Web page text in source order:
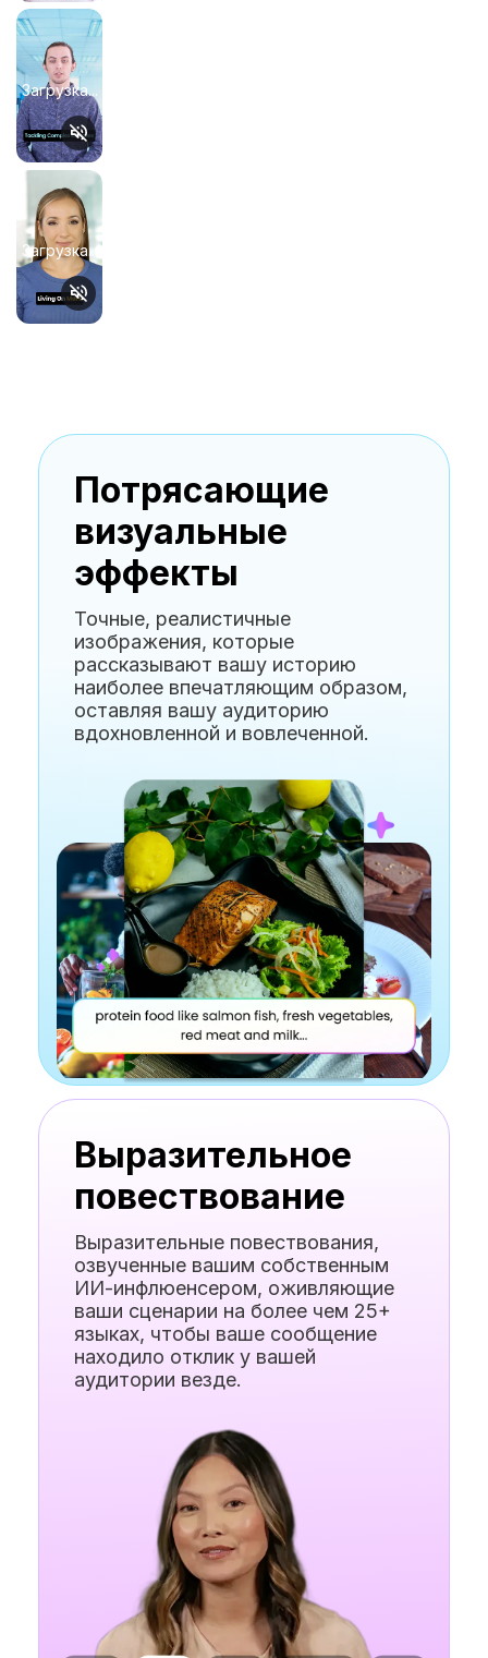
Загрузка...
Загрузка...
Потрясающие
визуальные
эффекты
Точные, реалистичные
изображения, которые
рассказывают вашу историю
наиболее впечатляющим образом,
оставляя вашу аудиторию
вдохновленной и вовлеченной.
Выразительное
повествование
Выразительные повествования,
озвученные вашим собственным
ИИ-инфлюенсером, оживляющие
ваши сценарии на более чем 25+
языках, чтобы ваше сообщение
находило отклик у вашей
аудитории везде.